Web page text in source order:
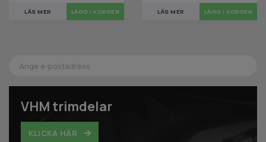
VHM trimdelar
KLICKA HÄR
LÄS MER LÄGG I KORGEN LÄS MER LÄGG I KORGEN